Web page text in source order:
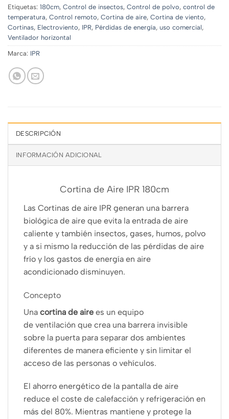
Etiquetas: 180cm, Control de insectos, Control de polvo, control de
temperatura, Control remoto, Cortina de aire, Cortina de viento,
Cortinas, Electroviento, IPR, Pérdidas de energía, uso comercial,
Ventilador horizontal
Marca: IPR
DESCRIPCIÓN
INFORMACIÓN ADICIONAL
Cortina de Aire IPR 180cm
Las Cortinas de aire IPR generan una barrera
biológica de aire que evita la entrada de aire
caliente y también insectos, gases, humos, polvo
y a si mismo la reducción de las pérdidas de aire
frío y los gastos de energía en aire
acondicionado disminuyen.
Concepto
Una cortina de aire es un equipo
de ventilación que crea una barrera invisible
sobre la puerta para separar dos ambientes
diferentes de manera eficiente y sin limitar el
acceso de las personas o vehículos.
El ahorro energético de la pantalla de aire
reduce el coste de calefacción y refrigeración en
más del 80%. Mientras mantiene y protege la